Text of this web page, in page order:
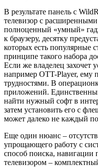
В результате панель с
телевизор с
полноценный «умный»
к браузеру, десятку
которых есть популярные
принципе такого набора
Если же владелец захочет
например OTT-Player, ему
трудностями. В
приложений.
найти нужный софт в
затем установить его с
может далеко не каждый
Еще один нюанс –
упрощающего работу с
способ поиска, навигации
телевизором –